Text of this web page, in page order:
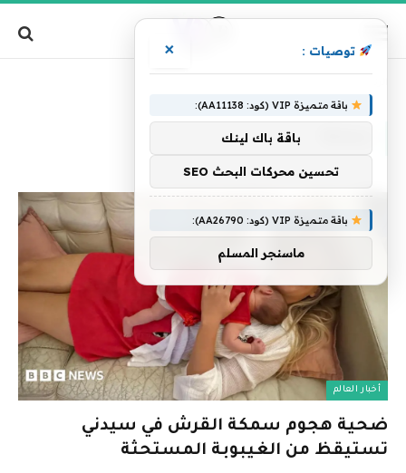
أخبار العالم
ضحية هجوم سمكة القرش في سيدني
تستيقظ من الغيبوبة المستحثة
توصيات : ×
باقة متميزة VIP (كود: AA11138):
باقة باك لينك
تحسين محركات البحث SEO
باقة متميزة VIP (كود: AA26790):
ماسنجر المسلم